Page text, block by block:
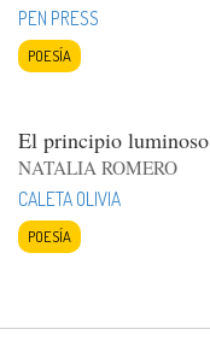
PEN PRESS
POESÍA
El principio luminoso
NATALIA ROMERO
CALETA OLIVIA
POESÍA